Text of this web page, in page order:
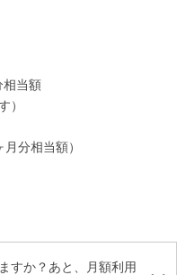
相当額
）
分相当額）
すか？あと、月額利用